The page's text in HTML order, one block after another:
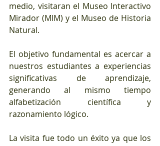
medio, visitaran el Museo Interactivo
Mirador (MIM) y el Museo de Historia
Natural.
El objetivo fundamental es acercar a
nuestros estudiantes a experiencias
significativas de aprendizaje,
generando al mismo tiempo
alfabetización científica y
razonamiento lógico.
La visita fue todo un éxito ya que los